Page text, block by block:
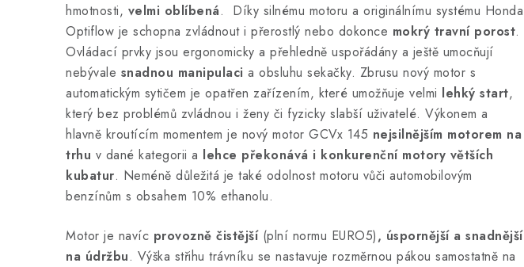
hmotnosti, velmi oblíbená. Díky silnému motoru a originálnímu systému Honda
Optiflow je schopna zvládnout i přerostlý nebo dokonce mokrý travní porost.
Ovládací prvky jsou ergonomicky a přehledně uspořádány a ještě umocňují
nebývale snadnou manipulaci a obsluhu sekačky. Zbrusu nový motor s
automatickým sytičem je opatřen zařízením, které umožňuje velmi lehký start,
který bez problémů zvládnou i ženy či fyzicky slabší uživatelé. Výkonem a
hlavně kroutícím momentem je nový motor GCVx 145 nejsilnějším motorem na
trhu v dané kategorii a lehce překonává i konkurenční motory větších
kubatur. Neméně důležitá je také odolnost motoru vůči automobilovým
benzínům s obsahem 10% ethanolu.
Motor je navíc provozně čistější (plní normu EURO5), úspornější a snadnější
na údržbu. Výška střihu trávníku se nastavuje rozměrnou pákou samostatně na